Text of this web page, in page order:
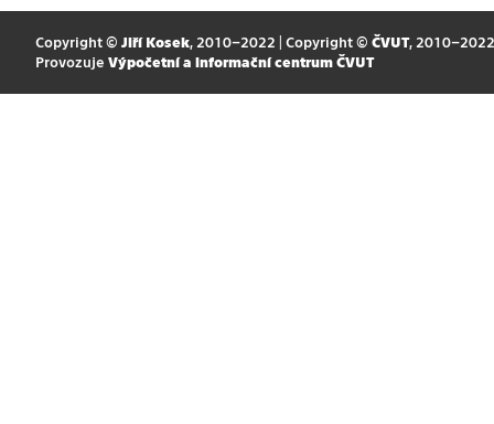
Copyright © Jiří Kosek, 2010–2022 | Copyright © ČVUT, 2010–2022
Provozuje Výpočetní a informační centrum ČVUT